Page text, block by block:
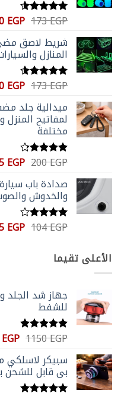
تم التقييم
173EGP السعر
هو:
173 EGP.
EGP
شريط لاصق
المنازل
تم التقييم
173EGP السعر
هو:
173 EGP.
80EGP
ميدالية جلد
لمفاتيح المنزل
مختلفة
تم التقييم
200EGP السعر
هو:
200 EGP.
75EGP
صدادة باب
والخدوش والصوت 4
تم
5
104EGP السعر35EGP
الأعلى تقيما
للشفط
تم التقييم
1150EGP السعر
هو:
1150 EGP.
EGP
سبيكر لاسلكي
بي قابل للشحن بقوة